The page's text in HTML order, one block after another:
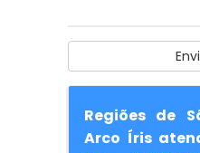
Regiões de
Arco Íris